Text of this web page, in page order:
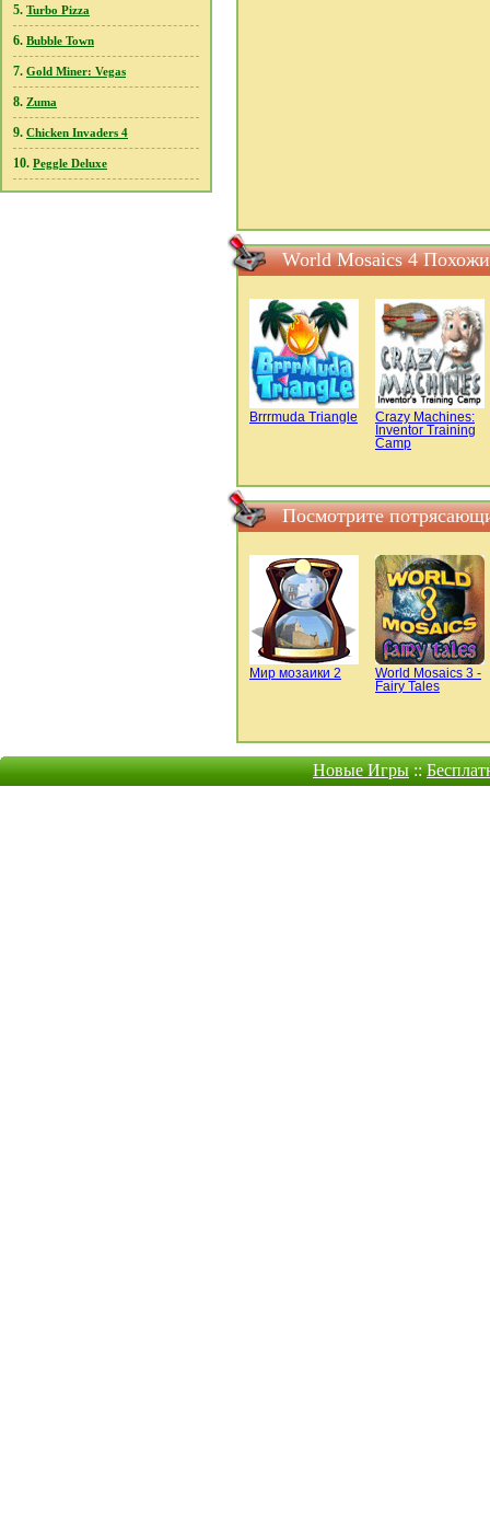
5. Turbo Pizza
6. Bubble Town
7. Gold Miner: Vegas
8. Zuma
9. Chicken Invaders 4
10. Peggle Deluxe
World Mosaics 4
Brrrmuda Triangle
Crazy Machines:
Inventor Training
Camp
Посмотрите
Мир мозаики 2
World Mosaics 3 -
Fairy Tales
Новые Игры::